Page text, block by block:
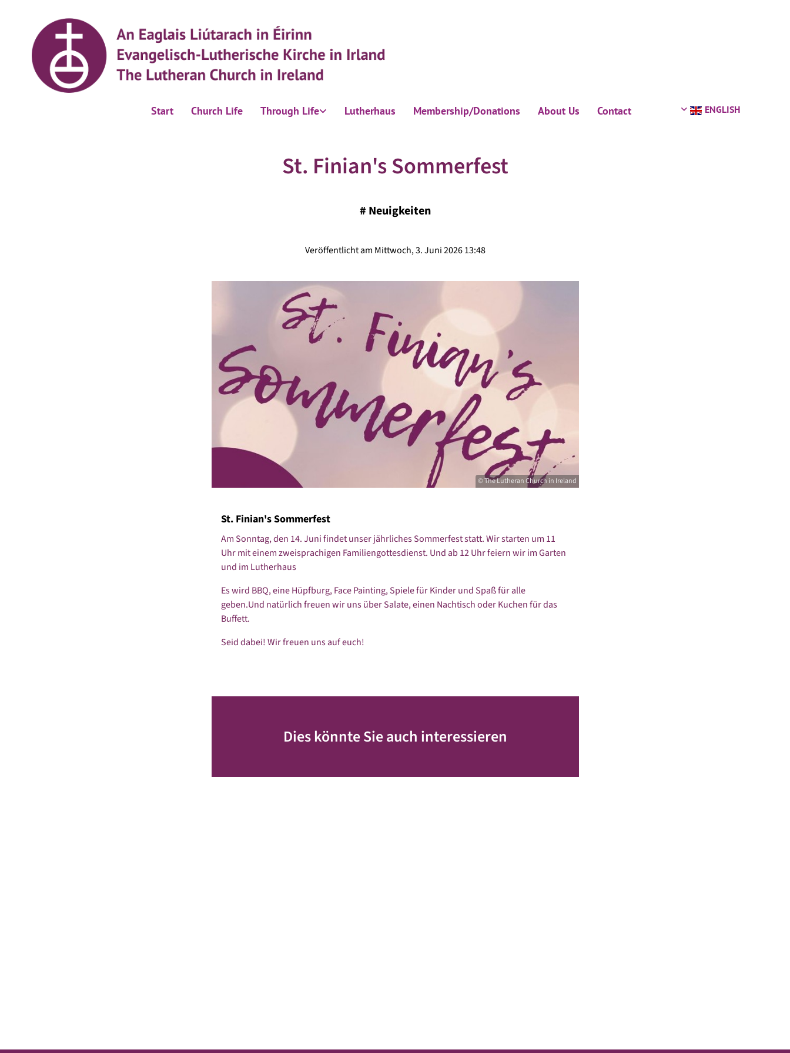
Start Church Life Through Life Lutherhaus Membership/Donations About Us Contact ENGLISH
St. Finian's Sommerfest
# Neuigkeiten
Veröffentlicht am Mittwoch, 3. Juni 2026 13:48
© The Lutheran Church in Ireland
St. Finian's Sommerfest
Am Sonntag, den 14. Juni findet unser jährliches Sommerfest statt. Wir starten um 11
Uhr mit einem zweisprachigen Familiengottesdienst. Und ab 12 Uhr feiern wir im Garten
und im Lutherhaus
Es wird BBQ, eine Hüpfburg, Face Painting, Spiele für Kinder und Spaß für alle
geben.Und natürlich freuen wir uns über Salate, einen Nachtisch oder Kuchen für das
Buffett.
Seid dabei! Wir freuen uns auf euch!
Dies könnte Sie auch interessieren